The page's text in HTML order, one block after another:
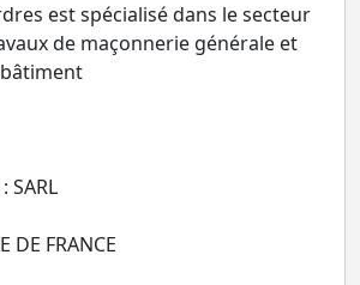
est spécialisé dans le secteur
de maçonnerie générale et
SARL
FRANCE